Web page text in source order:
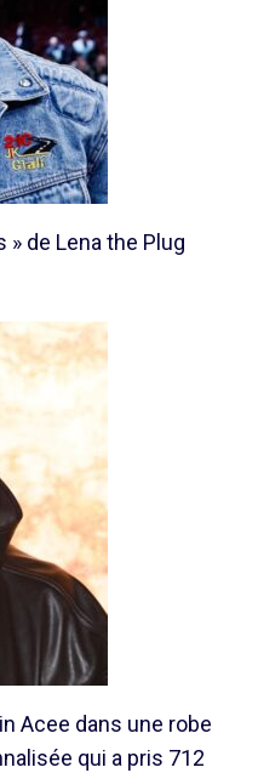
» de Lena the Plug
Acee dans une robe
qui a pris 712